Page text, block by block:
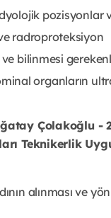
pozisyonlar
radroproteksiyon
bilinmesi
organların
Çolakoğlu -
Teknikerlik
alınması ve